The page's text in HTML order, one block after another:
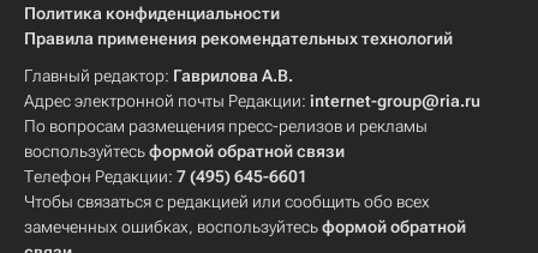
Политика конфиденциальности
Правила применения рекомендательных технологий
Главный редактор: Гаврилова А.В.
Адрес электронной почты Редакции: internet-group@ria.ru
По вопросам размещения пресс-релизов и рекламы
воспользуйтесьформой обратной связи
Телефон Редакции: 7 (495) 645-6601
Чтобы связаться с редакцией или сообщить обо всех
замеченных ошибках, воспользуйтесьформой обратной